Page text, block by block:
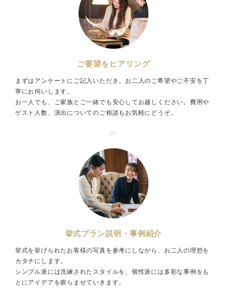
ご要望をヒアリング
まずはアンケートにご記入いただき、お二人のご希望やご不安を丁
寧にお伺いします。
お一人でも、ご家族とご一緒でも安心してお越しください。費用や
ゲスト人数、演出についてのご相談もお気軽にどうぞ。
02
挙式プラン説明・事例紹介
挙式を挙げられたお客様の写真を参考にしながら、お二人の理想を
カタチにします。
シンプル派には洗練されたスタイルを、個性派には多彩な事例をも
とにアイデアを膨らませていきます。